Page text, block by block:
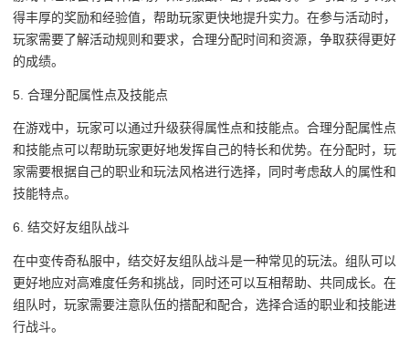
得丰厚的奖励和经验值，帮助玩家更快地提升实力。在参与活动时，
玩家需要了解活动规则和要求，合理分配时间和资源，争取获得更好
的成绩。
5. 合理分配属性点及技能点
在游戏中，玩家可以通过升级获得属性点和技能点。合理分配属性点
和技能点可以帮助玩家更好地发挥自己的特长和优势。在分配时，玩
家需要根据自己的职业和玩法风格进行选择，同时考虑敌人的属性和
技能特点。
6. 结交好友组队战斗
在中变传奇私服中，结交好友组队战斗是一种常见的玩法。组队可以
更好地应对高难度任务和挑战，同时还可以互相帮助、共同成长。在
组队时，玩家需要注意队伍的搭配和配合，选择合适的职业和技能进
行战斗。